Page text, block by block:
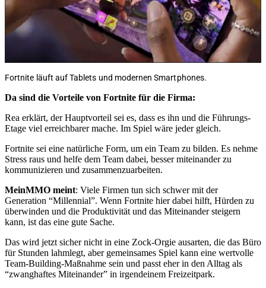
Fortnite läuft auf Tablets und modernen Smartphones.
Da sind die Vorteile von Fortnite für die Firma:
Rea erklärt, der Hauptvorteil sei es, dass es ihn und die Führungs-
Etage viel erreichbarer mache. Im Spiel wäre jeder gleich.
Fortnite sei eine natürliche Form, um ein Team zu bilden. Es nehme
Stress raus und helfe dem Team dabei, besser miteinander zu
kommunizieren und zusammenzuarbeiten.
MeinMMO meint: Viele Firmen tun sich schwer mit der
Generation “Millennial”. Wenn Fortnite hier dabei hilft, Hürden zu
überwinden und die Produktivität und das Miteinander steigern
kann, ist das eine gute Sache.
Das wird jetzt sicher nicht in eine Zock-Orgie ausarten, die das Büro
für Stunden lahmlegt, aber gemeinsames Spiel kann eine wertvolle
Team-Building-Maßnahme sein und passt eher in den Alltag als
“zwanghaftes Miteinander” in irgendeinem Freizeitpark.